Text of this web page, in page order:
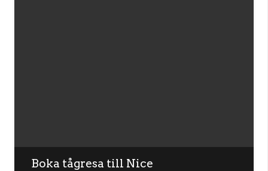
Boka tågresa till Nice